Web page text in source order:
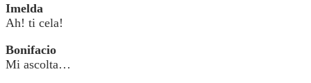
Imelda
Ah! ti cela!
Bonifacio
Mi ascolta…